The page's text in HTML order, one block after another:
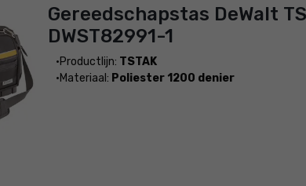
Gereedschapstas DeWalt
DWST82991-1
Productlijn: TSTAK
Materiaal: Poliester 1200 denier